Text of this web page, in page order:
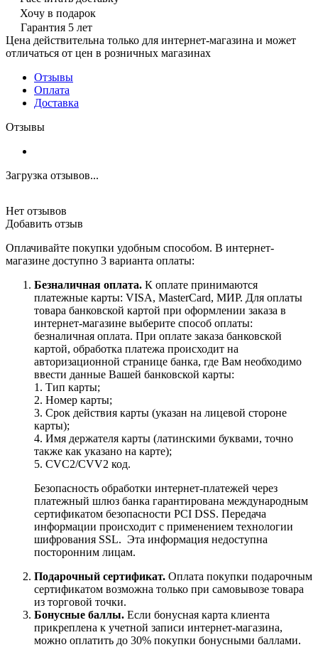
Хочу в подарок
Гарантия 5 лет
Цена действительна только для интернет-магазина и может
отличаться от цен в розничных магазинах
Отзывы
Оплата
Доставка
Отзывы
Загрузка отзывов...
Нет отзывов
Добавить отзыв
Оплачивайте покупки удобным способом. В интернет-
магазине доступно 3 варианта оплаты:
Безналичная оплата. К оплате принимаются
платежные карты: VISA, MasterCard, МИР. Для оплаты
товара банковской картой при оформлении заказа в
интернет-магазине выберите способ оплаты:
безналичная оплата. При оплате заказа банковской
картой, обработка платежа происходит на
авторизационной странице банка, где Вам необходимо
ввести данные Вашей банковской карты:
1. Тип карты;
2. Номер карты;
3. Срок действия карты (указан на лицевой стороне
карты);
4. Имя держателя карты (латинскими буквами, точно
также как указано на карте);
5. CVC2/CVV2 код.
Безопасность обработки интернет-платежей через
платежный шлюз банка гарантирована международным
сертификатом безопасности PCI DSS. Передача
информации происходит с применением технологии
шифрования SSL. Эта информация недоступна
посторонним лицам.
Подарочный сертификат. Оплата покупки подарочным
сертификатом возможна только при самовывозе товара
из торговой точки.
Бонусные баллы. Если бонусная карта клиента
прикреплена к учетной записи интернет-магазина,
можно оплатить до 30% покупки бонусными баллами.